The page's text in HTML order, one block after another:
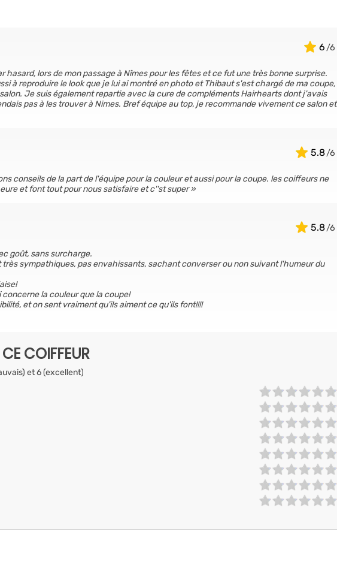
6
hasard, lors de mon passage à Nîmes pour les fêtes et ce fut une très bonne surprise.
à reproduire le look que je lui ai montré en photo et Thibaut s'est chargé de ma coupe,
Je suis également repartie avec la cure de compléments Hairhearts dont j'avais
pas à les trouver à Nimes. Bref équipe au top, je recommande vivement ce salon et
5.8
conseils de la part de l'équipe pour la couleur et aussi pour la coupe. les coiffeurs ne
et font tout pour nous satisfaire et c''st super
5.8
goût, sans surcharge.
sympathiques, pas envahissants, sachant converser ou non suivant l'humeur du
la couleur que la coupe!
et on sent vraiment qu'ils aiment ce qu'ils font!!!!
COIFFEUR
et 6 (excellent)